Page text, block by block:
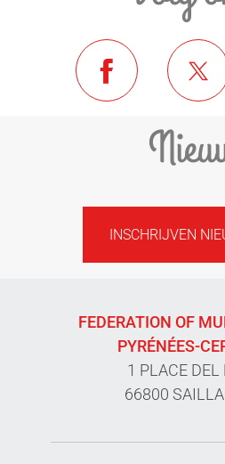
INSCHRIJVEN
FEDERATION OF
PYRÉNÉES-
1 PLACE DEL
66800